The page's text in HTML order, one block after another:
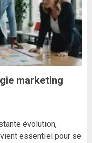
marketing
évolution,
essentiel pour se